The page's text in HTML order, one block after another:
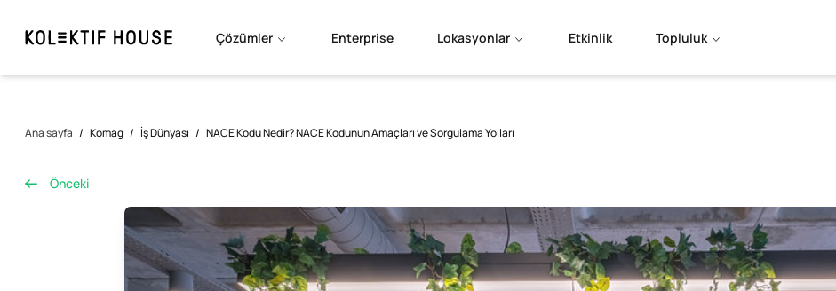
Çözümler Enterprise Lokasyonlar Etkinlik Topluluk
Ana sayfa / Komag / İş Dünyası / NACE Kodu Nedir? NACE Kodunun Amaçları ve Sorgulama Yolları
Önceki